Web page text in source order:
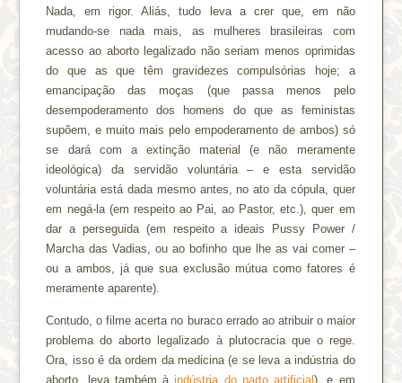
Nada, em rigor. Aliás, tudo leva a crer que, em não
mudando-se nada mais, as mulheres brasileiras com
acesso ao aborto legalizado não seriam menos oprimidas
do que as que têm gravidezes compulsórias hoje; a
emancipação das moças (que passa menos pelo
desempoderamento dos homens do que as feministas
supõem, e muito mais pelo empoderamento de ambos) só
se dará com a extinção material (e não meramente
ideológica) da servidão voluntária – e esta servidão
voluntária está dada mesmo antes, no ato da cópula, quer
em negá-la (em respeito ao Pai, ao Pastor, etc.), quer em
dar a perseguida (em respeito a ideais Pussy Power /
Marcha das Vadias, ou ao bofinho que lhe as vai comer –
ou a ambos, já que sua exclusão mútua como fatores é
meramente aparente).
Contudo, o filme acerta no buraco errado ao atribuir o maior
problema do aborto legalizado à plutocracia que o rege.
Ora, isso é da ordem da medicina (e se leva a indústria do
aborto, leva também àindústria do parto artificial), e em